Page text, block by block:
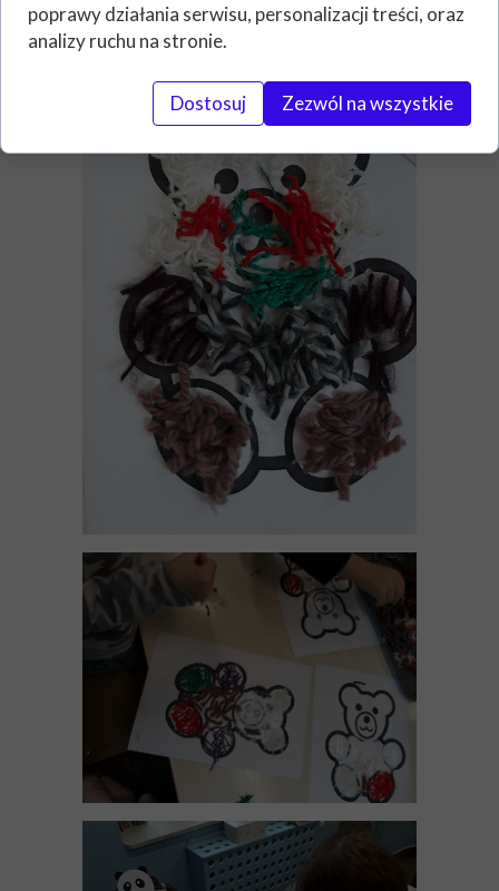
poprawy działania serwisu, personalizacji treści, oraz
analizy ruchu na stronie.
Dostosuj Zezwól na wszystkie